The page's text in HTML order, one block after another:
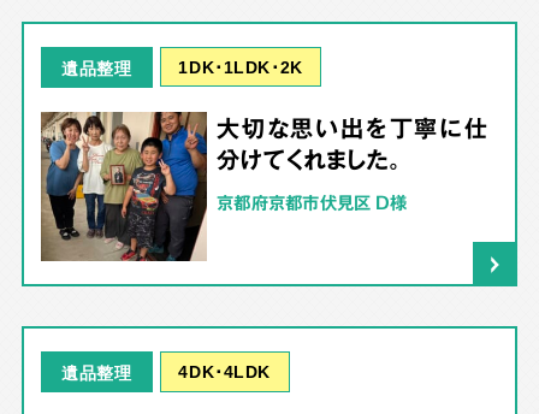
遺品整理 1DK･1LDK･2K
大切な思い出を丁寧に仕
分けてくれました。
京都府京都市伏見区 D様
遺品整理 4DK･4LDK